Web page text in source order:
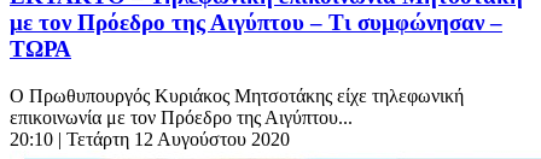
με τον Πρόεδρο της Αιγύπτου – Τι συμφώνησαν –
ΤΩΡΑ
Ο Πρωθυπουργός Κυριάκος Μητσοτάκης είχε τηλεφωνική
επικοινωνία με τον Πρόεδρο της Αιγύπτου...
20:10 | Τετάρτη 12 Αυγούστου 2020